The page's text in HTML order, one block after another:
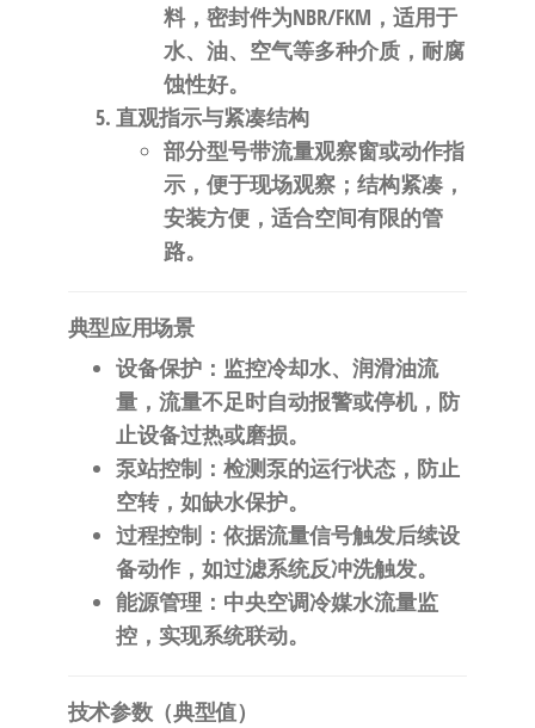
料，密封件为NBR/FKM，适用于
水、油、空气等多种介质，耐腐
蚀性好。
直观指示与紧凑结构
部分型号带流量观察窗或动作指
示，便于现场观察；结构紧凑，
安装方便，适合空间有限的管
路。
典型应用场景
设备保护：监控冷却水、润滑油流
量，流量不足时自动报警或停机，防
止设备过热或磨损。
泵站控制 ：检测泵的运行状态，防止
空转，如缺水保护。
过程控制 ：依据流量信号触发后续设
备动作，如过滤系统反冲洗触发。
能源管理 ：中央空调冷媒水流量监
控，实现系统联动。
技术参数（典型值）